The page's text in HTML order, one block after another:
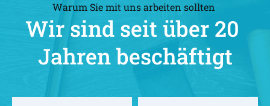
Warum Sie mit uns arbeiten sollten
Wir sind seit über 20
Jahren beschäftigt